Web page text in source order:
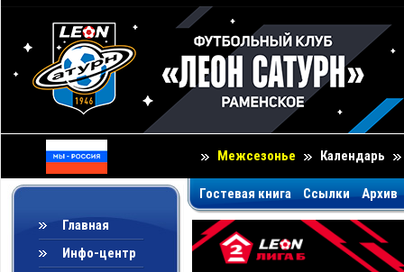
Межсезонье Календарь
Главная
Инфо-центр
Гостевая книга Ссылки Архив